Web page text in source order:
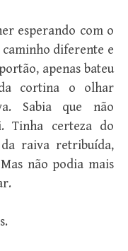
esperando com o
caminho diferente e
apenas bateu
cortina o olhar
Sabia que não
Tinha certeza do
raiva retribuída,
não podia mais